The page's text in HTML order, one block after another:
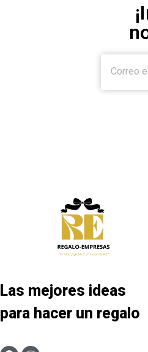
Las mejores ideas
para hacer un regalo